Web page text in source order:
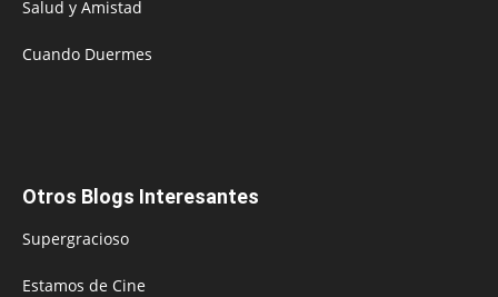
Salud y Amistad
Cuando Duermes
Otros Blogs Interesantes
Supergracioso
Estamos de Cine